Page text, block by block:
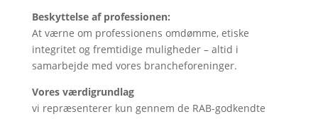
Beskyttelse af professionen:
At værne om professionens omdømme, etiske
integritet og fremtidige muligheder – altid i
samarbejde med vores brancheforeninger.
Vores værdigrundlag
vi repræsenterer kun gennem de RAB-godkendte